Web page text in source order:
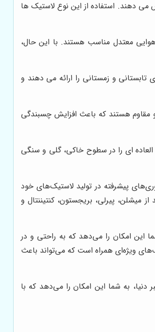
دهند. استفاده از این نوع لاستیک ها
هوایی معتدل مناسب هستند. با این حال،
و زمستانی را ارائه می دهند و
مقاوم هستند که باعث افزایش چسبندگی
ای را در سطوح خاکی، گلی و سنگی
پیشرفته در تولید لاستیک‌های خود
میشلن، پیرلی، بریجستون، کنتیننتال و
این امکان را می‌دهد که به راحتی و در
ویژه‌ای همراه است که می‌تواند باعث
دنیا، به شما این امکان را می‌دهد که با